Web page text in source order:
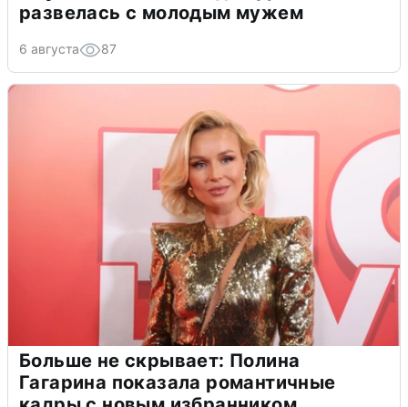
развелась с молодым мужем
6 августа 87
Больше не скрывает: Полина
Гагарина показала романтичные